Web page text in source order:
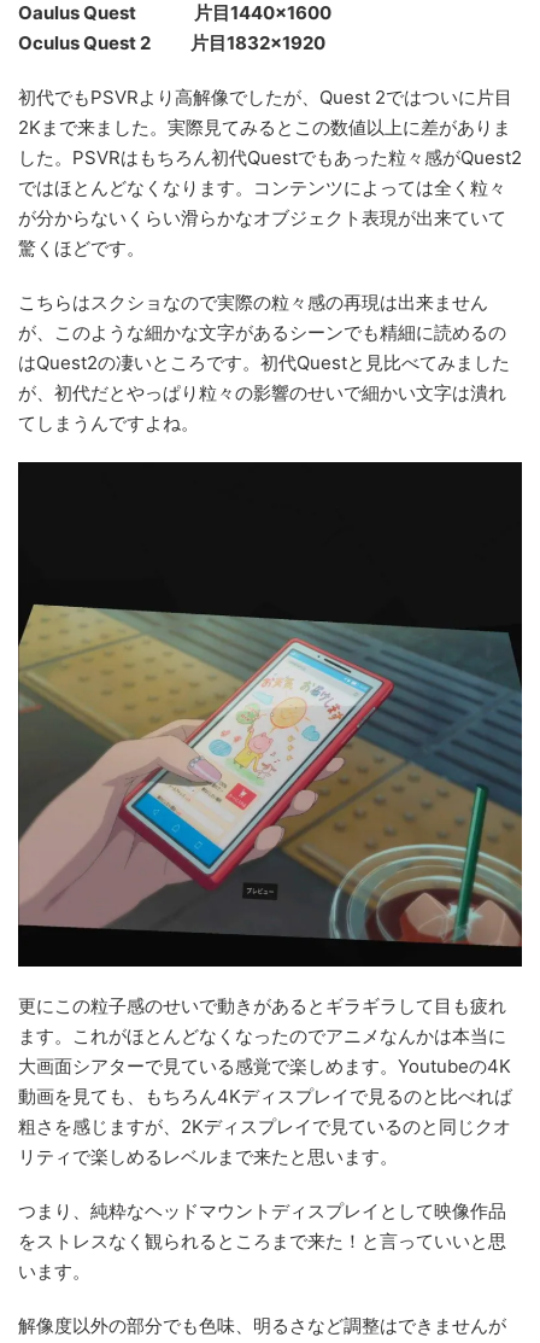
Oaulus Quest 片目1440×1600
Oculus Quest 2 片目1832×1920
初代でもPSVRより高解像でしたが、Quest 2ではついに片目
2Kまで来ました。実際見てみるとこの数値以上に差がありま
した。PSVRはもちろん初代Questでもあった粒々感がQuest2
ではほとんどなくなります。コンテンツによっては全く粒々
が分からないくらい滑らかなオブジェクト表現が出来ていて
驚くほどです。
こちらはスクショなので実際の粒々感の再現は出来ません
が、このような細かな文字があるシーンでも精細に読めるの
はQuest2の凄いところです。初代Questと見比べてみました
が、初代だとやっぱり粒々の影響のせいで細かい文字は潰れ
てしまうんですよね。
更にこの粒子感のせいで動きがあるとギラギラして目も疲れ
ます。これがほとんどなくなったのでアニメなんかは本当に
大画面シアターで見ている感覚で楽しめます。Youtubeの4K
動画を見ても、もちろん4Kディスプレイで見るのと比べれば
粗さを感じますが、2Kディスプレイで見ているのと同じクオ
リティで楽しめるレベルまで来たと思います。
つまり、純粋なヘッドマウントディスプレイとして映像作品
をストレスなく観られるところまで来た！と言っていいと思
います。
解像度以外の部分でも色味、明るさなど調整はできませんが